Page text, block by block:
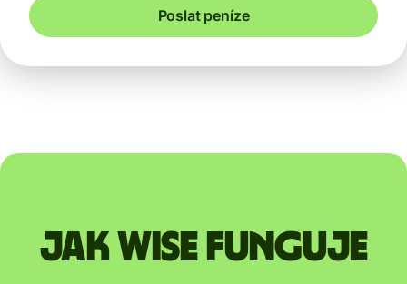
Poslat peníze
Jak Wise funguje